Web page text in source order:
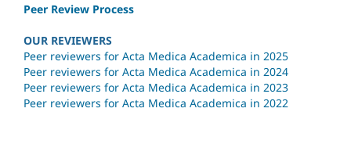
Peer Review Process
OUR REVIEWERS
Peer reviewers for Acta Medica Academica in 2025
Peer reviewers for Acta Medica Academica in 2024
Peer reviewers for Acta Medica Academica in 2023
Peer reviewers for Acta Medica Academica in 2022